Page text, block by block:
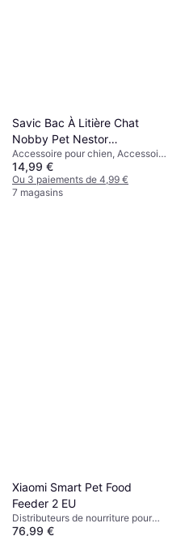
Savic Bac À Litière Chat
Nobby Pet Nestor
56x39x38 5cm
Accessoire pour chien, Accessoire
pour chat
14,99 €
Ou 3 paiements de 4,99 €
7 magasins
Xiaomi Smart Pet Food
Feeder 2 EU
Distributeurs de nourriture pour
chien
76,99 €